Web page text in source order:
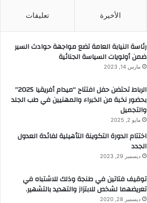
الأخيرة تعليقات
رئاسة النيابة العامة تضع مواجهة حوادث السير
ضمن أولويات السياسة الجنائية
مارس 14, 2023
الرباط تحتضن حفل افتتاح “ميدام أفريقيا 2025”
بحضور نخبة من الخبراء والمهنيين في طب الجلد
والتجميل
مايو 2, 2025
اختتام الدورة التكوينة التأهيلية لفائدة العدول
الجدد
ديسمبر 29, 2023
توقيف فتاتين في طنجة وذلك للاشتباه في
تعريضهما لشخص للابتزاز والتهديد بالتشهير.
ديسمبر 28, 2020